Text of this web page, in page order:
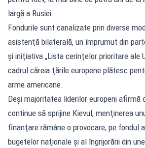
largă a Rusiei.
Fondurile sunt canalizate prin diverse
asistenţă bilaterală, un împrumut din
şi iniţiativa „Lista cerinţelor prioritare ale
cadrul căreia ţările europene plătesc
arme americane.
Deşi majoritatea liderilor europeni
continue să sprijine Kievul, menţinerea
finanţare rămâne o provocare, pe fondul
bugetelor naţionale şi al îngrijorării din